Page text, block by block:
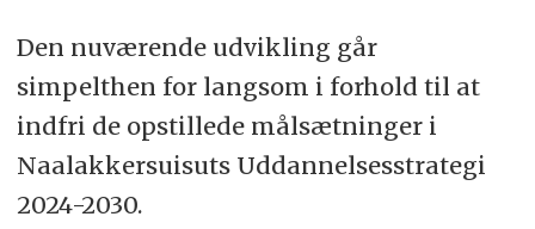
Den nuværende udvikling går
simpelthen for langsom i forhold til at
indfri de opstillede målsætninger i
Naalakkersuisuts Uddannelsesstrategi
2024-2030.